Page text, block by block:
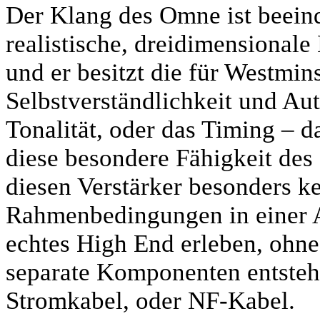
Der Klang des Omne ist
realistische,
und er besitzt die für
Selbstverständlichkeit und
Tonalität, oder das Timing –
diese besondere Fähigkeit
diesen Verstärker besonders
Rahmenbedingungen in
echtes High End erleben,
separate Komponenten
Stromkabel, oder NF-Kabel.